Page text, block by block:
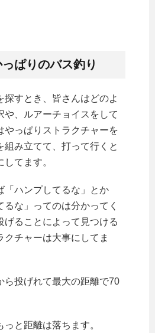
ぱりのバス釣り
探すとき、皆さんはどのよ
や、ルアーチョイスをして
やっぱりストラクチャーを
組み立てて、打って行くと
てます。
「ハンプしてるな」とか
るな」ってのは分かってく
げることによって見つける
クチャーは大事にしてま
ら投げれて最大の距離で70
と距離は落ちます。